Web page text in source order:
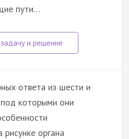
пути…
ответа из шести и
которыми они
органа